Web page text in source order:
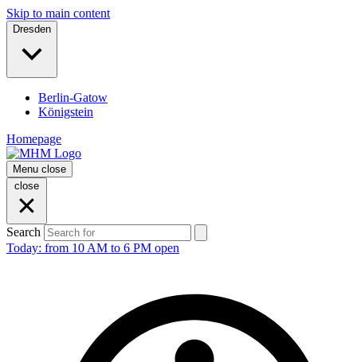
Skip to main content
Dresden
Berlin-Gatow
Königstein
Homepage
Menu close
close
Search
Today: from 10 AM to 6 PM open